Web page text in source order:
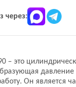
через:
– это
давление
Он является